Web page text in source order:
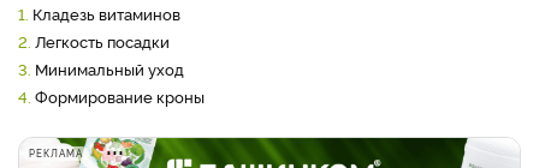
1. Кладезь витаминов
2. Легкость посадки
3. Минимальный уход
4. Формирование кроны
РЕКЛАМА